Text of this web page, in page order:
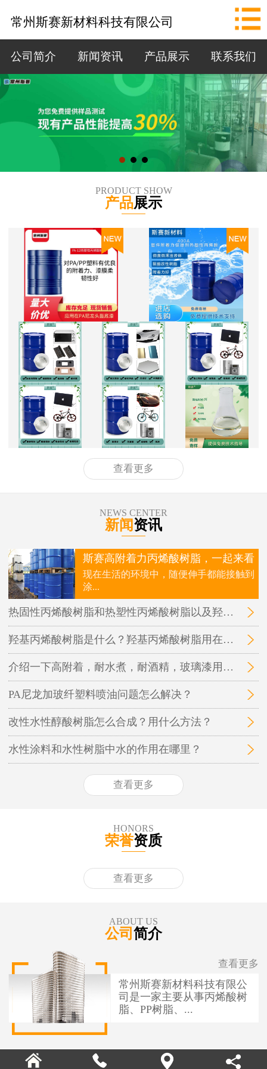
新闻资讯
产品展示
联系我们
拨打电话
常州斯赛新材料科技有限公司
公司简介 新闻资讯 产品展示 联系我们
PRODUCT SHOW
产品展示
查看更多
NEWS CENTER
新闻资讯
斯赛高附着力丙烯酸树脂，一起来看
现在生活的环境中，随便伸手都能接触到
涂...
热固性丙烯酸树脂和热塑性丙烯酸树脂以及羟基丙烯酸树脂三者之间的区别在哪里？
羟基丙烯酸树脂是什么？羟基丙烯酸树脂用在哪里？
介绍一下高附着，耐水煮，耐酒精，玻璃漆用的丙烯酸树脂
PA尼龙加玻纤塑料喷油问题怎么解决？
改性水性醇酸树脂怎么合成？用什么方法？
水性涂料和水性树脂中水的作用在哪里？
查看更多
HONORS
荣誉资质
查看更多
ABOUT US
公司 简介
常州斯赛新材料科技有限公
司是一家主要从事丙烯酸树
脂、PP树脂、...
查看更多